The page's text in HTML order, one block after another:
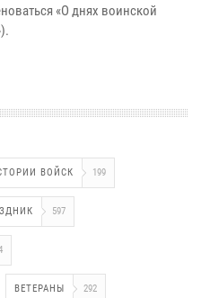
«О днях воинской
ВОЙСК 199
597
ВЕТЕРАНЫ 292